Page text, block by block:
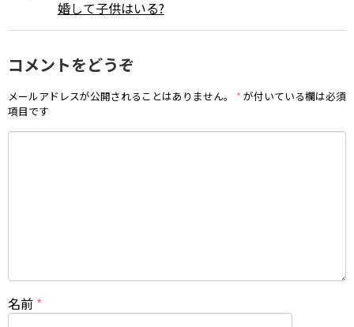
婚して子供はいる?
コメントをどうぞ
メールアドレスが公開されることはありません。 * が付いている欄は必須
項目です
名前 *